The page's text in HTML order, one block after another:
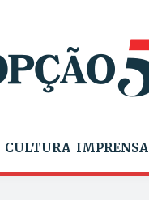
CULTURA IMPRENSA